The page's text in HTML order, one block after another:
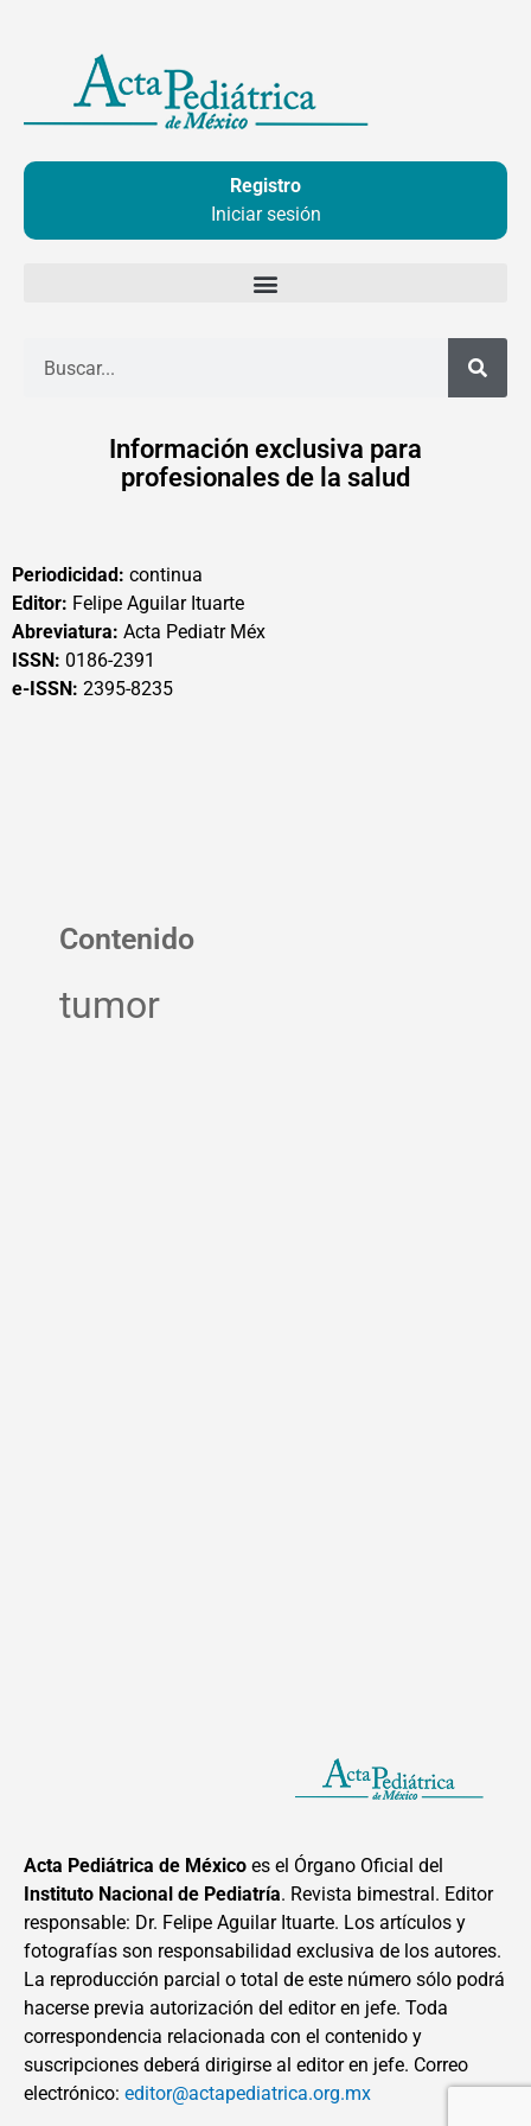
contenido
Registro
Iniciar sesión
Información exclusiva para
profesionales de la salud
Periodicidad: continua
Editor: Felipe Aguilar Ituarte
Abreviatura: Acta Pediatr Méx
ISSN: 0186-2391
e-ISSN: 2395-8235
Contenido
tumor
Acta Pediátrica de México es el Órgano Oficial del
Instituto Nacional de Pediatría. Revista bimestral. Editor
responsable: Dr. Felipe Aguilar Ituarte. Los artículos y
fotografías son responsabilidad exclusiva de los autores.
La reproducción parcial o total de este número sólo podrá
hacerse previa autorización del editor en jefe. Toda
correspondencia relacionada con el contenido y
suscripciones deberá dirigirse al editor en jefe. Correo
electrónico: editor@actapediatrica.org.mx